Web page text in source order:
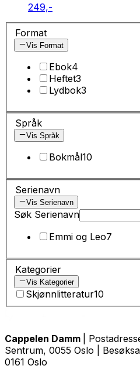
249,-
Format
Vis Format
Ebok4
Heftet3
Lydbok3
Språk
Vis Språk
Bokmål10
Serienavn
Vis Serienavn
Søk Serienavn
Emmi og Leo7
Kategorier
Vis Kategorier
Skjønnlitteratur10
Cappelen Damm
|
Sentrum, 0055 Oslo |
0161 Oslo